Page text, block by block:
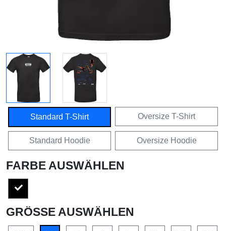
Standard T-Shirt Oversize T-Shirt
Standard Hoodie Oversize Hoodie
FARBE AUSWÄHLEN
GRÖSSE AUSWÄHLEN